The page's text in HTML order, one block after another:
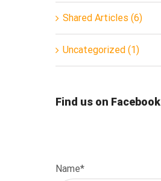
Shared Articles (6)
Uncategorized (1)
Find us on Facebook
Name*